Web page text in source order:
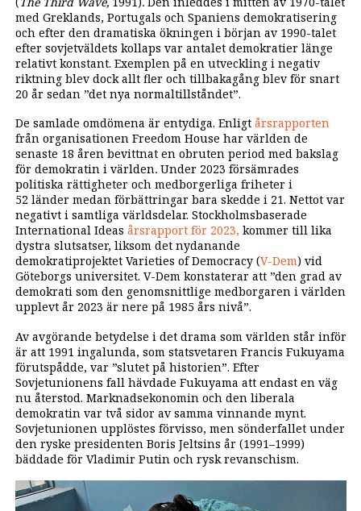
med Greklands, Portugals och Spaniens demokratisering
och efter den dramatiska ökningen i början av 1990-talet
efter sovjetväldets kollaps var antalet demokratier länge
relativt konstant. Exemplen på en utveckling i negativ
riktning blev dock allt fler och tillbakagång blev för snart
20 år sedan ”det nya normaltillståndet”.
De samlade omdömena är entydiga. Enligt årsrapporten
från organisationen Freedom House har världen de
senaste 18 åren bevittnat en obruten period med bakslag
för demokratin i världen. Under 2023 försämrades
politiska rättigheter och medborgerliga friheter i
52 länder medan förbättringar bara skedde i 21. Nettot var
negativt i samtliga världsdelar. Stockholmsbaserade
International Ideas årsrapport för 2023, kommer till lika
dystra slutsatser, liksom det nydanande
demokratiprojektet Varieties of Democracy (V-Dem) vid
Göteborgs universitet. V-Dem konstaterar att ”den grad av
demokrati som den genomsnittlige medborgaren i världen
upplevt år 2023 är nere på 1985 års nivå”.
Av avgörande betydelse i det drama som världen står inför
är att 1991 ingalunda, som statsvetaren Francis Fukuyama
förutspådde, var ”slutet på historien”. Efter
Sovjetunionens fall hävdade Fukuyama att endast en väg
nu återstod. Marknadsekonomin och den liberala
demokratin var två sidor av samma vinnande mynt.
Sovjetunionen upplöstes förvisso, men sönderfallet under
den ryske presidenten Boris Jeltsins år (1991–1999)
bäddade för Vladimir Putin och rysk revanschism.